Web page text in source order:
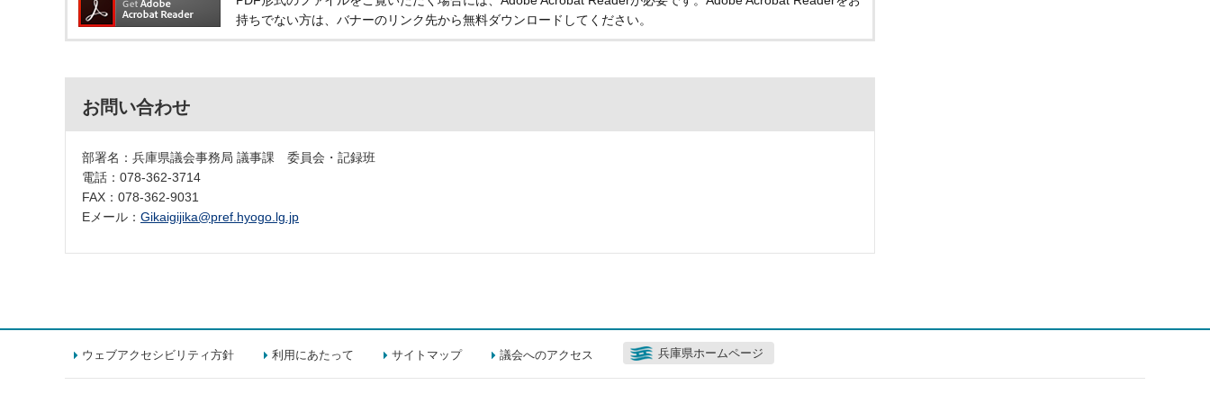
持ちでない方は、バナーのリンク先から無料ダウンロードしてください。
お問い合わせ
部署名：兵庫県議会事務局 議事課 委員会・記録班
電話：078-362-3714
FAX：078-362-9031
Eメール： Gikaigijika@pref.hyogo.lg.jp
ウェブアクセシビリティ方針 利用にあたって サイトマップ 議会へのアクセス 兵庫県ホームページ